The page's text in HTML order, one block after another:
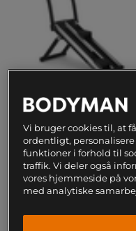
Abilica Trappmaskine 30
Abilica
5.494 kr
Vi bruger cookies til, at
ordentligt,
funktioner i forhold til
traffik. Vi deler også
vores hjemmeside på
med analytiske